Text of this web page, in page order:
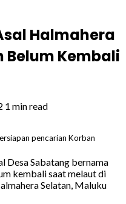
Halmahera
Belum Kembali
1 min read
pencarian Korban
Desa Sabatang bernama
kembali saat melaut di
Selatan, Maluku